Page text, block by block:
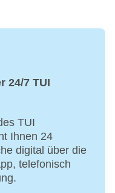
24/7 TUI
TUI
Ihnen 24
digital über die
telefonisch